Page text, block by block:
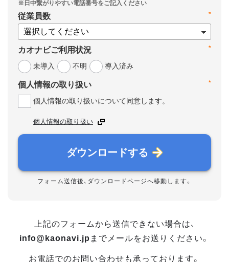
*
従業員数
*
カオナビご利用状況
未導入
不明 導入済み
*
個人情報の取り扱い
個人情報の取り扱いについて同意します。
個人情報の取り扱い
ダウンロードする
フォーム送信後、ダウンロードページへ移動します。
上記のフォームから送信できない場合は、
info@kaonavi.jp までメールをお送りください。
お電話でのお問い合わせも承っております。